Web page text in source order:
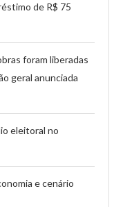
de R$ 75
foram liberadas
geral anunciada
eleitoral no
e cenário